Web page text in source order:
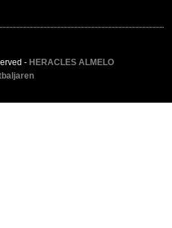
- HERACLES ALMELO